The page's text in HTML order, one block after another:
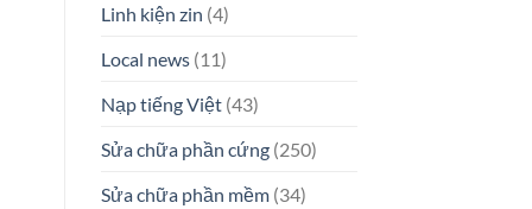
Linh kiện zin (4)
Local news(11)
Nạp tiếng Việt(43)
Sửa chữa phần cứng(250)
Sửa chữa phần mềm(34)